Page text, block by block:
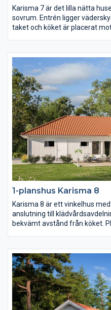
Karisma 7 är det lilla nätta
sovrum. Entrén ligger
taket och köket är placerat
passage in till huset.
1-planshus Karisma 8
Karisma 8 är ett vinkelhus
anslutning till
bekvämt avstånd från köket.
placerat mot trädgårdssidan. I
fördel en härlig uteplats i lä.